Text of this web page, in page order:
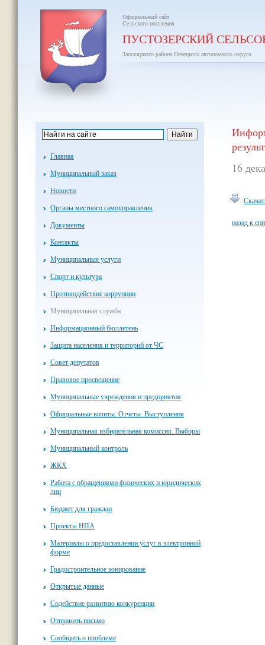
Официальный сайт
Сельского поселения
ПУСТОЗЕРСКИЙ
Заполярного района Ненецкого автономного округа
Главная
Муниципальный заказ
Новости
Органы местного самоуправления
Документы
Контакты
Муниципальные услуги
Спорт и культура
Противодействие коррупции
Муниципальная служба
Информационный бюллетень
Защита населения и территорий от ЧС
Совет депутатов
Правовое просвещение
Муниципальные учреждения и предприятия
Официальные визиты. Отчеты. Выступления
Муниципальная избирательная комиссия. Выборы
Муниципальный контроль
ЖКХ
Работа с обращениями физических и юридических
лиц
Бюджет для граждан
Проекты НПА
Материалы о предоставлении услуг в электронной
форме
Градостроительное зонирование
Открытые данные
Содействие развитию конкуренции
Отправить письмо
Сообщить о проблеме
16
назад к